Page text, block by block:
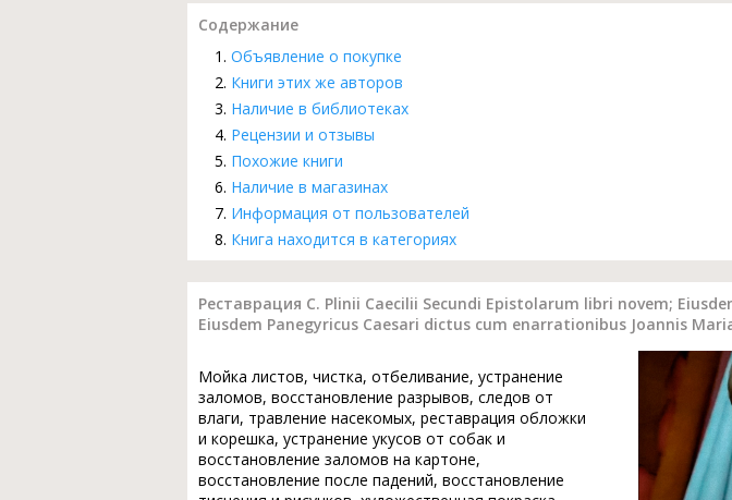
Содержание
Объявление о покупке
Книги этих же авторов
Наличие в библиотеках
Рецензии и отзывы
Похожие книги
Наличие в магазинах
Информация от пользователей
Книга находится в категориях
Реставрация C. Plinii Caecilii Secundi Epistolarum libri novem;
Eiusdem Panegyricus Caesari dictus cum enarrationibus Joannis
Мойка листов, чистка, отбеливание, устранение
заломов, восстановление разрывов, следов от
влаги, травление насекомых, реставрация обложки
и корешка, устранение укусов от собак и
восстановление заломов на картоне,
восстановление после падений, восстановление